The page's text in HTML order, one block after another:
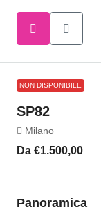
NON DISPONIBILE
SP82
Milano
Da €1.500,00
Panoramica